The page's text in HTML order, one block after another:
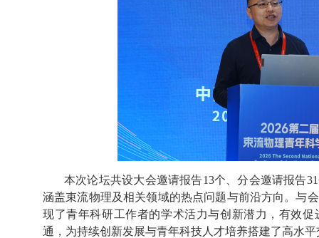
本次论坛共设大会邀请报告13个、分会邀请报告31
涵盖束流物理及相关领域的热点问题与前沿方向。与
现了青年科研工作者的学术活力与创新潜力，有效
通，为持续创新发展与青年科技人才培养搭建了高水